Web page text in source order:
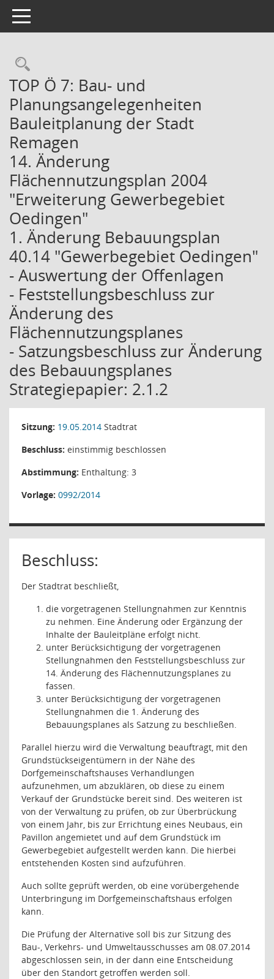
Toggle navigation
Rechercheauswahl
TOP Ö 7: Bau- und
Planungsangelegenheiten
Bauleitplanung der Stadt
Remagen
14. Änderung
Flächennutzungsplan 2004
"Erweiterung Gewerbegebiet
Oedingen"
1. Änderung Bebauungsplan
40.14 "Gewerbegebiet Oedingen"
- Auswertung der Offenlagen
- Feststellungsbeschluss zur
Änderung des
Flächennutzungsplanes
- Satzungsbeschluss zur Änderung
des Bebauungsplanes
Strategiepapier: 2.1.2
Sitzung: 19.05.2014 Stadtrat
Beschluss: einstimmig beschlossen
Abstimmung: Enthaltung: 3
Vorlage: 0992/2014
Beschluss:
Der Stadtrat beschließt,
die vorgetragenen Stellungnahmen zur Kenntnis
zu nehmen. Eine Änderung oder Ergänzung der
Inhalte der Bauleitpläne erfolgt nicht.
unter Berücksichtigung der vorgetragenen
Stellungnahmen den Feststellungsbeschluss zur
14. Änderung des Flächennutzungsplanes zu
fassen.
unter Berücksichtigung der vorgetragenen
Stellungnahmen die 1. Änderung des
Bebauungsplanes als Satzung zu beschließen.
Parallel hierzu wird die Verwaltung beauftragt, mit den
Grundstückseigentümern in der Nähe des
Dorfgemeinschaftshauses Verhandlungen
aufzunehmen, um abzuklären, ob diese zu einem
Verkauf der Grundstücke bereit sind. Des weiteren ist
von der Verwaltung zu prüfen, ob zur Überbrückung
von einem Jahr, bis zur Errichtung eines Neubaus, ein
Pavillon angemietet und auf dem Grundstück im
Gewerbegebiet aufgestellt werden kann. Die hierbei
entstehenden Kosten sind aufzuführen.
Auch sollte geprüft werden, ob eine vorübergehende
Unterbringung im Dorfgemeinschaftshaus erfolgen
kann.
Die Prüfung der Alternative soll bis zur Sitzung des
Bau-, Verkehrs- und Umweltausschusses am 08.07.2014
abgeschlossen sein, in der dann eine Entscheidung
über den Standort getroffen werden soll.